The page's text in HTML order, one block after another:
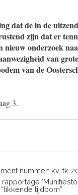
dat de in de
zijn dat er
nieuw onderzoek
van
van de
3.
nummer: kv-tk-
tijdbom”